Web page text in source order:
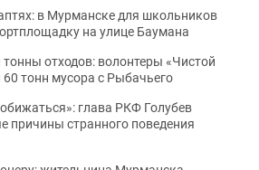
в Мурманске для школьников
на улице Баумана
отходов: волонтеры «Чистой
тонн мусора с Рыбачьего
глава РКФ Голубев
причины странного поведения